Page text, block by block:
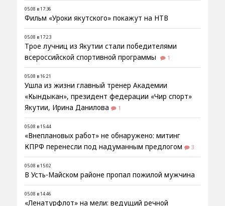
05.08 в 17:36
Фильм «Уроки якутского» покажут на НТВ
05.08 в 17:23
Трое лучниц из Якутии стали победителями
всероссийской спортивной программы
1
05.08 в 16:21
Ушла из жизни главный тренер Академии
«Кындыкан», президент федерации «Чир спорт»
Якутии, Ирина Данилова
1
05.08 в 15:44
«Внеплановых работ» не обнаружено: митинг
КПРФ перенесли под надуманным предлогом
3
05.08 в 15:02
В Усть-Майском районе пропал пожилой мужчина
05.08 в 14:46
«Ленатурфлот» на мели: ведущий речной